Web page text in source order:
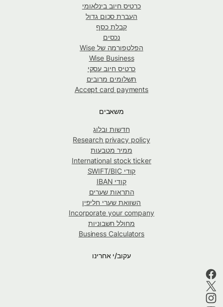
כרטיס חיוב בינלאומי
העברת סכום גדול
קבלת כסף
נכסים
הפלטפורמה של Wise
Wise Business
כרטיס חיוב עסקי
תשלומים מרובים
Accept card payments
משאבים
חדשות ובלוג
Research privacy policy
ממיר מטבעות
International stock ticker
קודי SWIFT/BIC
קודי IBAN
התראות שערים
השוואת שערי חליפין
Incorporate your company
מחולל חשבוניות
Business Calculators
עקוב/י אחרינו